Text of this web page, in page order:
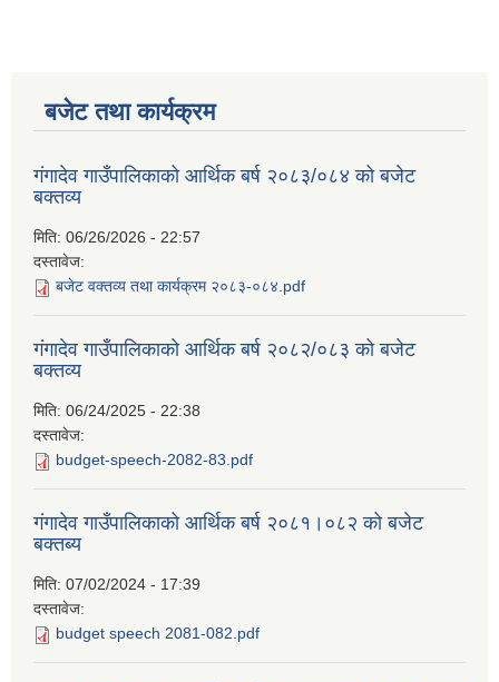
बजेट तथा कार्यक्रम
गंगादेव गाउँपालिकाको आर्थिक बर्ष २०८३/०८४ को बजेट
बक्तव्य
मिति: 06/26/2026 - 22:57
दस्तावेज:
बजेट वक्तव्य तथा कार्यक्रम २०८३-०८४.pdf
गंगादेव गाउँपालिकाको आर्थिक बर्ष २०८२/०८३ को बजेट
बक्तव्य
मिति: 06/24/2025 - 22:38
दस्तावेज:
budget-speech-2082-83.pdf
गंगादेव गाउँपालिकाको आर्थिक बर्ष २०८१।०८२ को बजेट
बक्तब्य
मिति: 07/02/2024 - 17:39
दस्तावेज:
budget speech 2081-082.pdf